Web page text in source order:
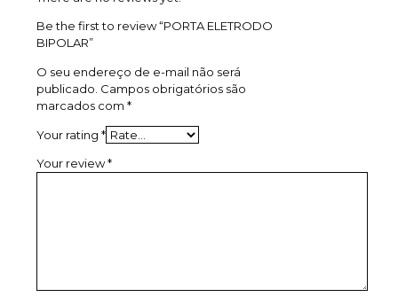
Be the first to review “PORTA ELETRODO
BIPOLAR”
O seu endereço de e-mail não será
publicado. Campos obrigatórios são
marcados com *
Your rating *
Your review*